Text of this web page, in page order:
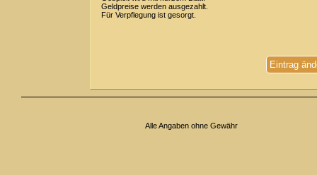
Geldpreise werden ausgezahlt.
Für Verpflegung ist gesorgt.
Eintrag
Alle Angaben ohne Gewähr